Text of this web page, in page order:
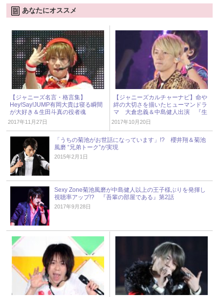
あなたにオススメ
【ジャニーズ名言・格言集】
Hey!Say!JUMP有岡大貴は寝る瞬間
が大好き＆生田斗真の役者魂
2017年11月27日
【ジャニーズカルチャーナビ】命や
絆の大切さを描いたヒューマンドラ
マ 大倉忠義＆中島健人出演 『生
まれる。』
2017年10月20日
「うちの菊池がお世話になっています」!? 櫻井翔＆菊池
風磨 “兄弟トーク”が実現
2015年2月1日
Sexy Zone菊池風磨が中島健人以上の王子様ぶりを発揮し
視聴率アップ!? 『吾輩の部屋である』第2話
2017年9月28日